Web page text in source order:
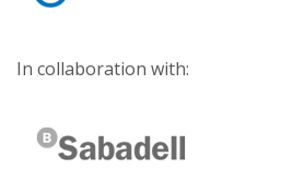
In collaboration with: